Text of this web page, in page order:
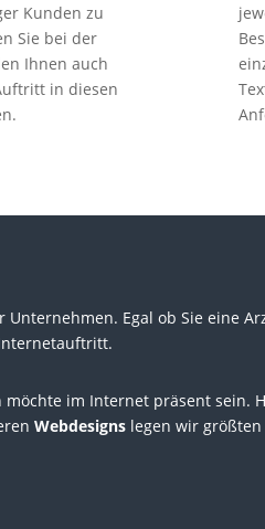
Kunden zu
Sie bei der
Ihnen auch
in diesen
Egal ob Sie eine
möchte im Internet präsent sein.
Webdesigns legen wir